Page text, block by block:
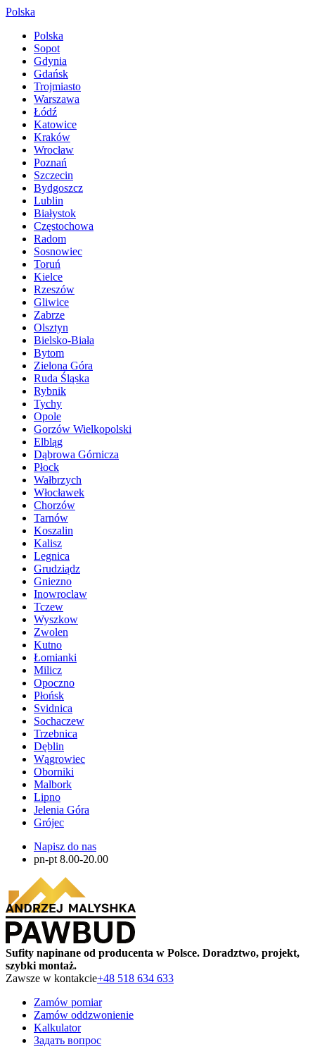
Polska
Polska
Sopot
Gdynia
Gdańsk
Trojmiasto
Warszawa
Łódź
Katowice
Kraków
Wrocław
Poznań
Szczecin
Bydgoszcz
Lublin
Białystok
Częstochowa
Radom
Sosnowiec
Toruń
Kielce
Rzeszów
Gliwice
Zabrze
Olsztyn
Bielsko-Biała
Bytom
Zielona Góra
Ruda Śląska
Rybnik
Tychy
Opole
Gorzów Wielkopolski
Elbląg
Dąbrowa Górnicza
Płock
Wałbrzych
Włocławek
Chorzów
Tarnów
Koszalin
Kalisz
Legnica
Grudziądz
Gniezno
Inowroclaw
Tczew
Wyszkow
Zwolen
Kutno
Łomianki
Milicz
Opoczno
Płońsk
Svidnica
Sochaczew
Trzebnica
Dęblin
Wągrowiec
Oborniki
Malbork
Lipno
Jelenia Góra
Grójec
Napisz do nas
pn-pt 8.00-20.00
Sufity napinane od producenta w Polsce. Doradztwo, projekt,
szybki montaż.
Zawsze w kontakcie+48 518 634 633
Zamów pomiar
Zamów oddzwonienie
Kalkulator
Задать вопрос